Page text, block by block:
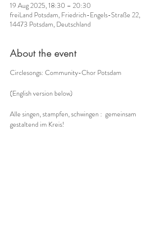
19 Aug 2025, 18:30 – 20:30
freiLand Potsdam, Friedrich-Engels-Straße 22,
14473 Potsdam, Deutschland
About the event
Circlesongs: Community-Chor Potsdam
(English version below)
Alle singen, stampfen, schwingen :  gemeinsam
gestaltend im Kreis!